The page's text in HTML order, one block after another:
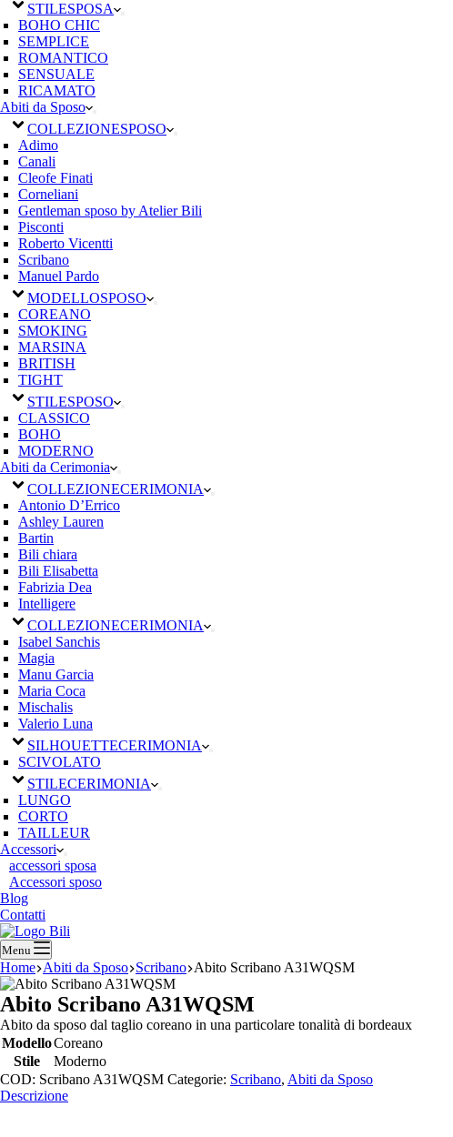
STILESPOSA
BOHO CHIC
SEMPLICE
ROMANTICO
SENSUALE
RICAMATO
Abiti da Sposo
COLLEZIONESPOSO
Adimo
Canali
Cleofe Finati
Corneliani
Gentleman sposo by Atelier Bili
Pisconti
Roberto Vicentti
Scribano
Manuel Pardo
MODELLOSPOSO
COREANO
SMOKING
MARSINA
BRITISH
TIGHT
STILESPOSO
CLASSICO
BOHO
MODERNO
Abiti da Cerimonia
COLLEZIONECERIMONIA
Antonio D’Errico
Ashley Lauren
Bartin
Bili chiara
Bili Elisabetta
Fabrizia Dea
Intelligere
COLLEZIONECERIMONIA
Isabel Sanchis
Magia
Manu Garcia
Maria Coca
Mischalis
Valerio Luna
SILHOUETTECERIMONIA
SCIVOLATO
STILECERIMONIA
LUNGO
CORTO
TAILLEUR
Accessori
accessori sposa
Accessori sposo
Blog
Contatti
Menu
Home Abiti da Sposo Scribano Abito Scribano A31WQSM
Abito Scribano A31WQSM
Abito da sposo dal taglio coreano in una particolare tonalità di bordeaux
ModelloCoreano
Stile
Moderno
COD: Scribano A31WQSM Categorie: Scribano, Abiti da Sposo
Descrizione